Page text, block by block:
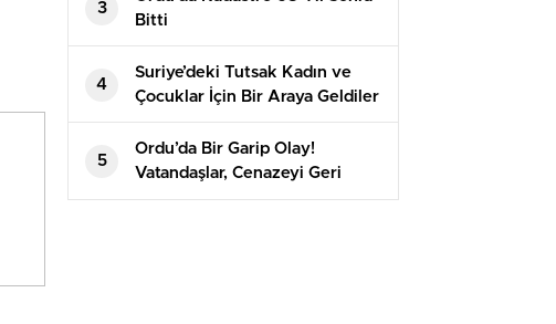
3
Bitti
4
Suriye’deki Tutsak Kadın ve
Çocuklar İçin Bir Araya Geldiler
5
Ordu’da Bir Garip Olay!
Vatandaşlar, Cenazeyi Geri
Çıkartmak Kaydıyla